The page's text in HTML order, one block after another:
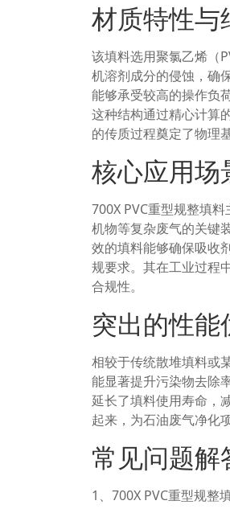
材质特性与
该填料选用聚氯乙烯（
机溶剂成分的侵蚀，确
能够承受较高的操作负
这种结构通过精心计算
的传质过程奠定了物理基
核心应用场
700X PVC重型规整填
机物等复杂废气的关键
效的填料能够确保吸收
规要求。其在工业过程
合规性。
突出的性能
相较于传统散堆填料或
能显著提升污染物去除
延长了填料使用寿命，
起来，为石油废气净化
常见问题解
1、700X PVC重型规整